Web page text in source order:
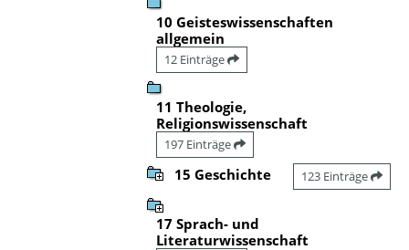
10 Geisteswissenschaften
allgemein
12 Einträge
11 Theologie,
Religionswissenschaft
197 Einträge
15 Geschichte 123 Einträge
17 Sprach- und
Literaturwissenschaft